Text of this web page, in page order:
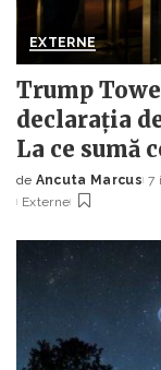
EXTERNE
Trump
declarația
La ce sumă
Posted
by
de Ancuta Marcus 7
Externe